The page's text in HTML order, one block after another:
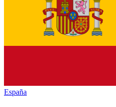
España